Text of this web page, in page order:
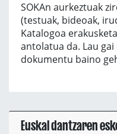
SOKAn aurkeztuak
(testuak, bideoak,
Katalogoa
antolatua da. Lau
dokumentu baino
Euskal dantzaren